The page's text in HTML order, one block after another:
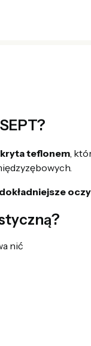
teflonem,
dokładniejsze
nić